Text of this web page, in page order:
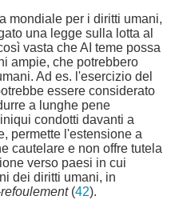
mondiale per i diritti umani,
una legge sulla lotta al
vasta che AI teme possa
ampie, che potrebbero
Ad es. l'esercizio del
essere considerato
a lunghe pene
condotti davanti a
permette l'estensione a
cautelare e non offre tutela
verso paesi in cui
dei diritti umani, in
(42).